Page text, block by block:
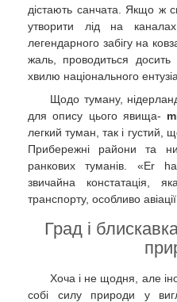
дістають санчата. Якщо ж
утворити лід на
легендарного забігу на
жаль, проводиться досить
хвилю національного
Щодо туману,
для опису цього явища-
легкий туман, так і густий,
Прибережні райони та
ранкових туманів. «Er
звичайна констатація,
транспорту, особливо авіації.
Град і
Хоча і не щодня, але
собі силу природи у